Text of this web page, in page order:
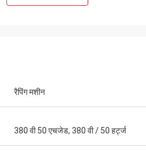
रैपिंग मशीन
380 वी 50 एचजेड, 380 वी / 50 हर्ट्ज